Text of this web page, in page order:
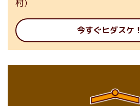
村）
今すぐヒダスケ！